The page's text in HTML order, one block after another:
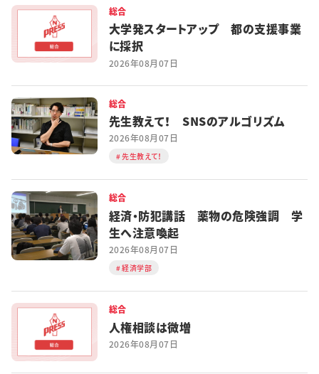
総合
大学発スタートアップ 都の支援事業
に採択
2026年08月07日
総合
先生教えて！ SNSのアルゴリズム
2026年08月07日
先生教えて！
総合
経済・防犯講話 薬物の危険強調 学
生へ注意喚起
2026年08月07日
経済学部
総合
人権相談は微増
2026年08月07日